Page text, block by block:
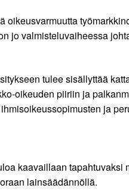
oikeusvarmuutta
jo valmisteluvaiheessa
tulee sisällyttää
oikeuden piiriin ja
ja
kaavaillaan
lainsäädännöllä.